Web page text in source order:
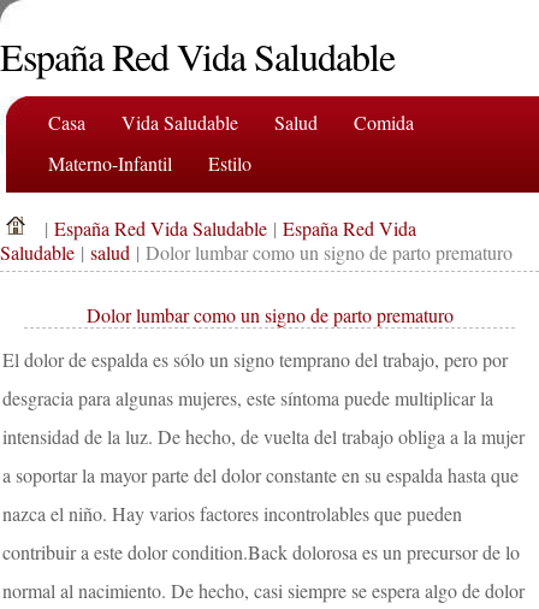
España Red Vida Saludable
Casa Vida Saludable Salud
Comida
Materno-Infantil
Estilo
| España Red Vida Saludable | España Red Vida
Saludable | salud | Dolor lumbar como un signo de parto prematuro
Dolor lumbar como un signo de parto prematuro
El dolor de espalda es sólo un signo temprano del trabajo, pero por
desgracia para algunas mujeres, este síntoma puede multiplicar la
intensidad de la luz. De hecho, de vuelta del trabajo obliga a la mujer
a soportar la mayor parte del dolor constante en su espalda hasta que
nazca el niño. Hay varios factores incontrolables que pueden
contribuir a este dolor condition.Back dolorosa es un precursor de lo
normal al nacimiento. De hecho, casi siempre se espera algo de dolor